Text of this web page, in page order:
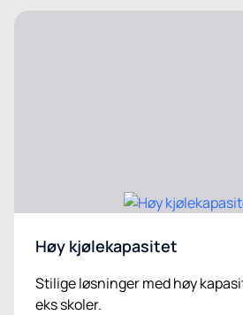
Høy kjølekapasitet
Stilige løsninger med høy
eks skoler.